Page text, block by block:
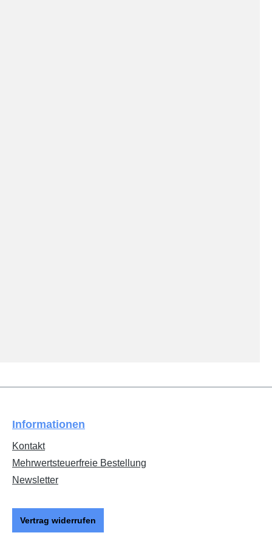
Informationen
Kontakt
Mehrwertsteuerfreie Bestellung
Newsletter
Vertrag widerrufen